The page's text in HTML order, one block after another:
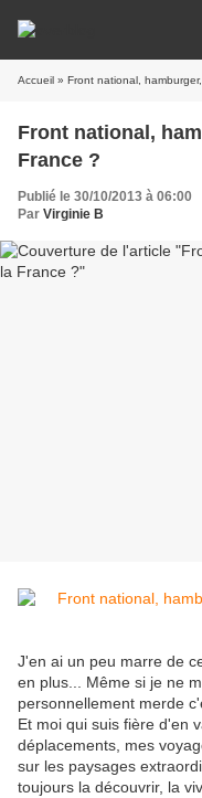
Accueil » Front national,
Front national,
France ?
Publié le 30/10/2013 à 06:00
Par Virginie B
J'en ai un peu marre de
en plus... Même si je ne
personnellement merde
Et moi qui suis fière d'en
déplacements, mes
sur les paysages
toujours la découvrir, la